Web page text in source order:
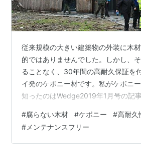
従来規模の大きい建築物の外装に木
的ではありませんでした。しかし、
ることなく、30年間の高耐久保証を
イ発のケボニー材です。私がケボニ
知ったのはWedge2019年1月号の記
に向いているそうです。 ケボニー化
は、広葉樹のように緻密になり、色が
が出せるほか、雨に濡れても腐らな
#腐らない木材 #ケボニー #高耐久
# メンテナンスフリー